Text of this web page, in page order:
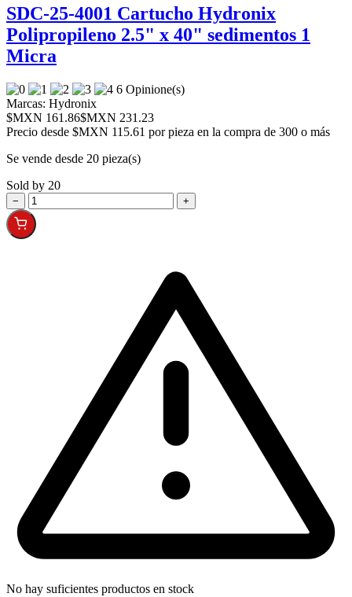
SDC-25-4001 Cartucho Hydronix
Polipropileno 2.5" x 40" sedimentos 1
Micra
6 Opinione(s)
Marcas: Hydronix
$MXN 161.86$MXN 231.23
Precio desde $MXN 115.61 por pieza en la compra de 300 o más
Se vende desde 20 pieza(s)
Sold by 20
− +
No hay suficientes productos en stock